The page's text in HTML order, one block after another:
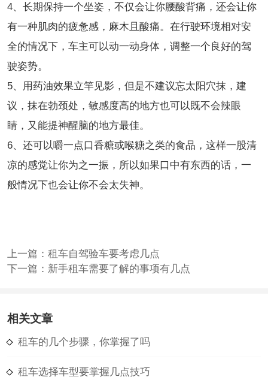
4、长期保持一个坐姿，不仅会让你腰酸背痛，还会让你
有一种肌肉的疲惫感，麻木且酸痛。在行驶环境相对安
全的情况下，车主可以动一动身体，调整一个良好的驾
驶姿势。
5、用药油效果立竿见影，但是不建议忘太阳穴抹，建
议，抹在勃颈处，敏感度高的地方也可以既不会辣眼
睛，又能提神醒脑的地方最佳。
6、还可以嚼一点口香糖或喉糖之类的食品，这样一股清
凉的感觉让你为之一振，所以如果口中有东西的话，一
般情况下也会让你不会太失神。
上一篇： 租车自驾验车要考虑几点
下一篇： 新手租车需要了解的事项有几点
相关文章
租车的几个步骤，你掌握了吗
租车选择车型要掌握几点技巧